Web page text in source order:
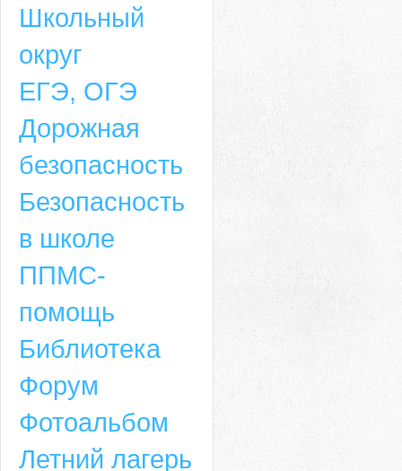
Адрес
6-49, электронный адрес: aja_70@mail.ru
Школьный
округ
ЕГЭ, ОГЭ
Дорожная
безопасность
Безопасность
в школе
ППМС-
помощь
Библиотека
Форум
Фотоальбом
Летний лагерь